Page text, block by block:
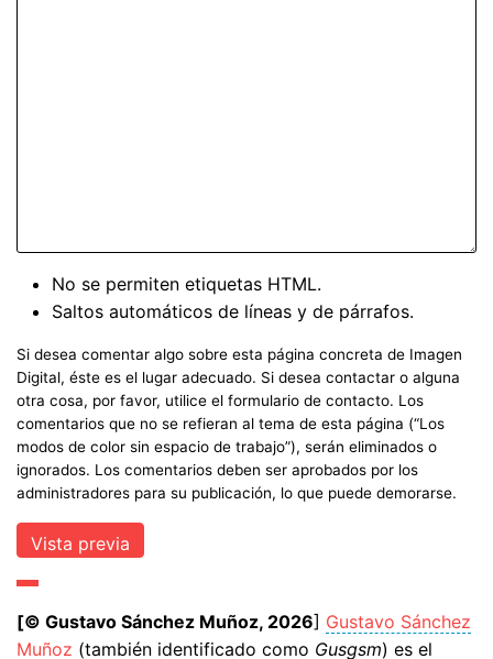
No se permiten etiquetas HTML.
Saltos automáticos de líneas y de párrafos.
Si desea comentar algo sobre esta página concreta de Imagen
Digital, éste es el lugar adecuado. Si desea contactar o alguna
otra cosa, por favor, utilice el formulario de contacto. Los
comentarios que no se refieran al tema de esta página (“Los
modos de color sin espacio de trabajo”), serán eliminados o
ignorados. Los comentarios deben ser aprobados por los
administradores para su publicación, lo que puede demorarse.
[© Gustavo Sánchez Muñoz, 2026] Gustavo Sánchez
Muñoz (también identificado como Gusgsm) es el